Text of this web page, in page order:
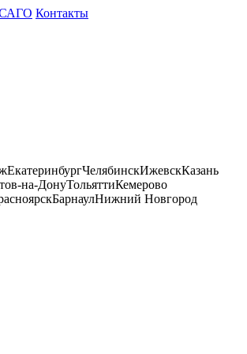
Контакты
ЕкатеринбургЧелябинскИжевскКазань
на-ДонуТольяттиКемерово
БарнаулНижний Новгород